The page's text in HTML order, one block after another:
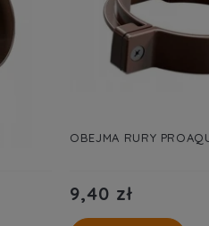
OBEJMA RURY
9,40 zł